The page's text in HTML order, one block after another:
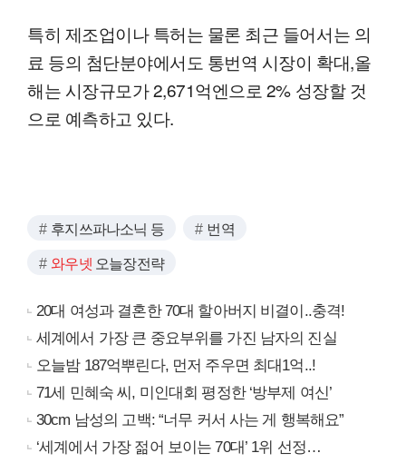
특히 제조업이나 특허는 물론 최근 들어서는 의
료 등의 첨단분야에서도 통번역 시장이 확대,올
해는 시장규모가 2,671억엔으로 2% 성장할 것
으로 예측하고 있다.
후지쓰파나소닉 등 번역
와우넷 오늘장전략
20대 여성과 결혼한 70대 할아버지 비결이..충격!
세계에서 가장 큰 중요부위를 가진 남자의 진실
오늘밤 187억뿌린다, 먼저 주우면 최대1억..!
71세 민혜숙 씨, 미인대회 평정한 ‘방부제 여신’
30cm 남성의 고백: “너무 커서 사는 게 행복해요”
‘세계에서 가장 젊어 보이는 70대’ 1위 선정…